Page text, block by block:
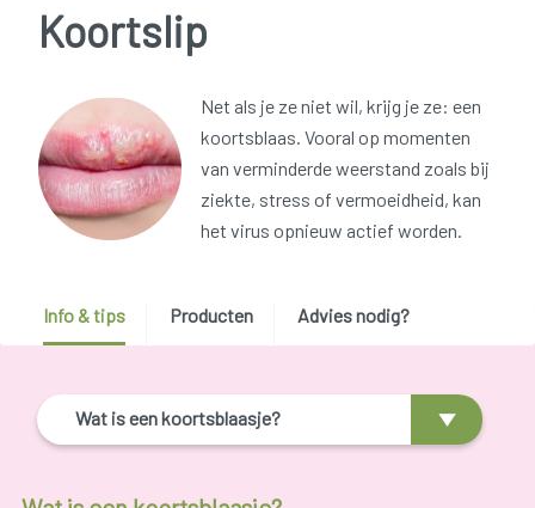
Koortslip
Net als je ze niet wil, krijg je ze: een
koortsblaas. Vooral op momenten
van verminderde weerstand zoals bij
ziekte, stress of vermoeidheid, kan
het virus opnieuw actief worden.
Info & tips Producten Advies nodig?
Wat is een koortsblaasje?